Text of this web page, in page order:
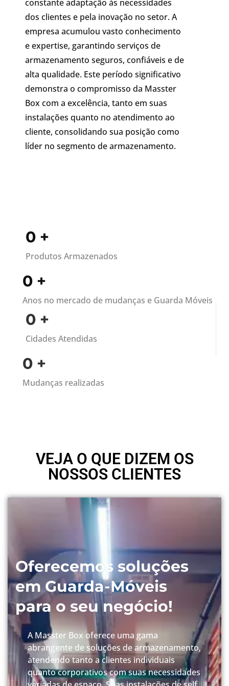
constante adaptação às necessidades
dos clientes e pela inovação no setor. A
empresa acumulou vasto conhecimento
e expertise, garantindo serviços de
armazenamento seguros, confiáveis e de
alta qualidade. Este período significativo
demonstra o compromisso da Masster
Box com a excelência, tanto em suas
instalações quanto no atendimento ao
cliente, consolidando sua posição como
líder no segmento de armazenamento.
0 +
Produtos Armazenados
0 +
Anos no mercado de mudanças e Guarda Móveis
0 +
Cidades Atendidas
0 +
Mudanças realizadas
VEJA O QUE DIZEM OS
NOSSOS CLIENTES
Oferecemos soluções
em Guarda-Móveis
para o seu negócio!
A Masster Box oferece uma gama
abrangente de soluções de armazenamento,
atendendo tanto a clientes individuais
quanto corporativos com suas necessidades